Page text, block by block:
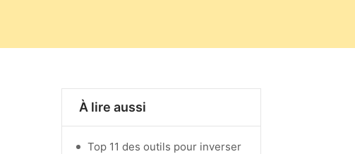
À lire aussi
Top 11 des outils pour inverser